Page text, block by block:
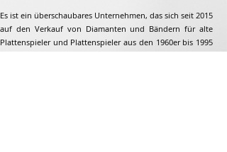
Es ist ein überschaubares Unternehmen, das sich seit 2015
auf den Verkauf von Diamanten und Bändern für alte
Plattenspieler und Plattenspieler aus den 1960er bis 1995